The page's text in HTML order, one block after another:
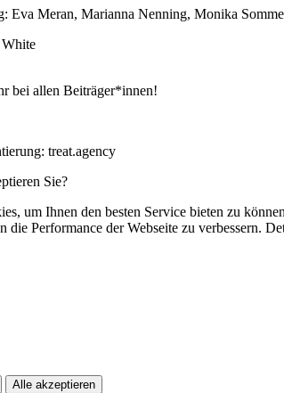
Eva Meran, Marianna Nenning, Monika
White
bei allen Beiträger*innen!
treat.agency
Sie?
um Ihnen den besten Service bieten zu
die Performance der Webseite zu verbessern.
Alle akzeptieren